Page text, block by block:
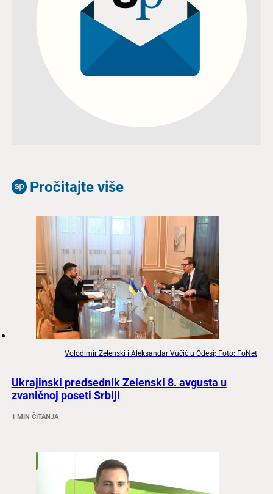
Pročitajte više
Volodimir Zelenski i Aleksandar Vučić u Odesi; Foto: FoNet
Ukrajinski predsednik Zelenski 8. avgusta u
zvaničnoj poseti Srbiji
1 MIN ČITANJA